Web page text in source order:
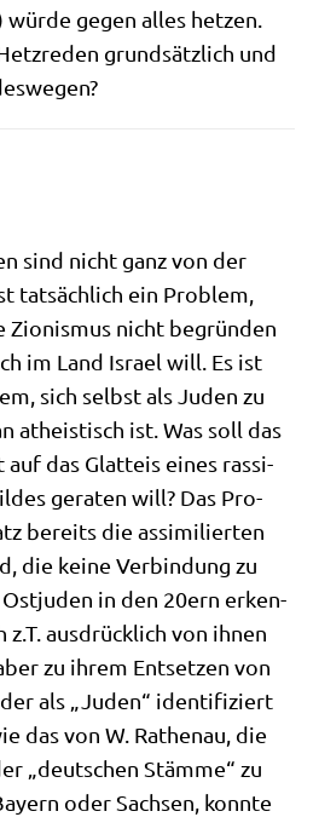
gegen alles het­zen.
grund­sätz­lich und
sind nicht ganz von der
tat­säch­lich ein Pro­blem,
Zio­nis­mus nicht begrün­den
im Land Isra­el will. Es ist
sich selbst als Juden zu
athe­istisch ist. Was soll das
auf das Glatt­eis eines ras­si­
gera­ten will? Das Pro­
bereits die assi­mi­lier­ten
die kei­ne Ver­bin­dung zu
in den 20ern erken­
z.T. aus­drück­lich von ihnen
zu ihrem Ent­set­zen von
als „Juden“ iden­ti­fi­ziert
das von W. Rathen­au, die
„deut­schen Stäm­me“ zu
oder Sach­sen, konn­te